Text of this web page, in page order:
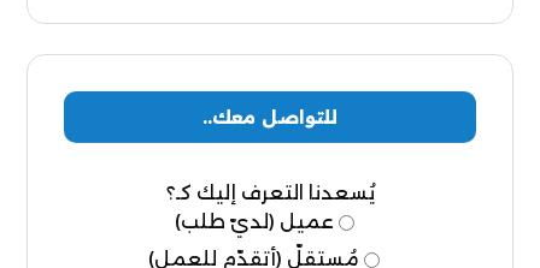
للتواصل معك..
يُسعدنا التعرف إليك كـ؟
عميل (لديّ طلب)
مُستقلّ (أتقدّم للعمل)